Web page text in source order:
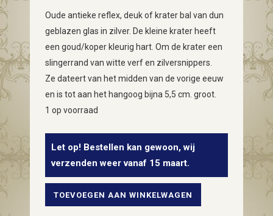
Oude antieke reflex, deuk of krater bal van dun
geblazen glas in zilver. De kleine krater heeft
een goud/koper kleurig hart. Om de krater een
slingerrand van witte verf en zilversnippers.
Ze dateert van het midden van de vorige eeuw
en is tot aan het hangoog bijna 5,5 cm. groot.
1 op voorraad
Let op! Bestellen kan gewoon, wij
verzenden weer vanaf 15 maart.
Antieke
TOEVOEGEN AAN WINKELWAGEN